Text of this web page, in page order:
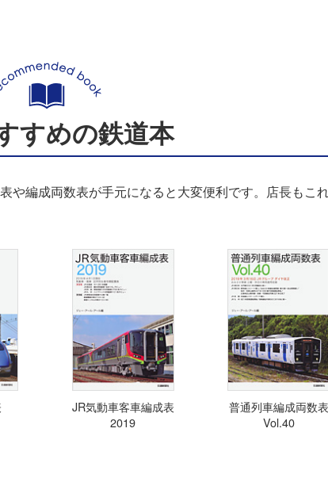
すめの鉄道本
や編成両数表が手元になると大変便利です。店長もこ
JR気動車客車編成表
2019
普通列車編成両数表
Vol.40